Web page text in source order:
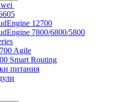
12700
7800/6800/5800
Agile
Smart Routing
питания